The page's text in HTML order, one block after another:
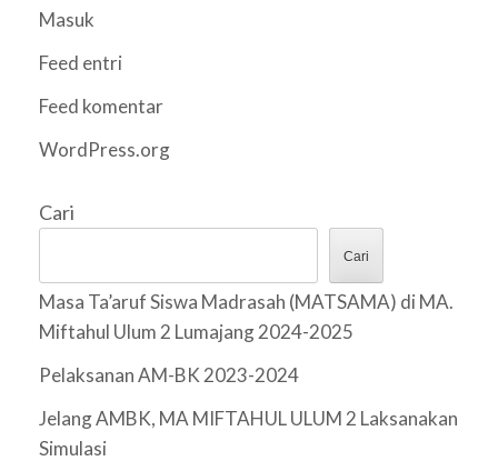
Masuk
Feed entri
Feed komentar
WordPress.org
Cari
Cari
Masa Ta’aruf Siswa Madrasah (MATSAMA) di MA.
Miftahul Ulum 2 Lumajang 2024-2025
Pelaksanan AM-BK 2023-2024
Jelang AMBK, MA MIFTAHUL ULUM 2 Laksanakan
Simulasi